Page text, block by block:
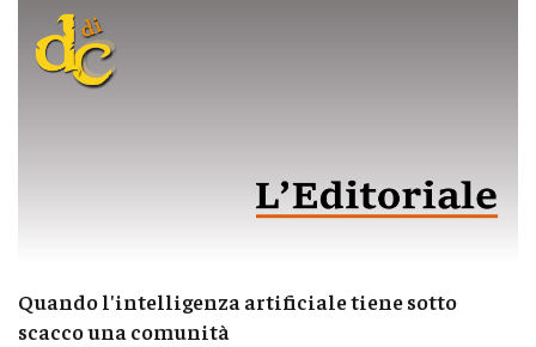
Quando l'intelligenza artificiale tiene sotto
scacco una comunità